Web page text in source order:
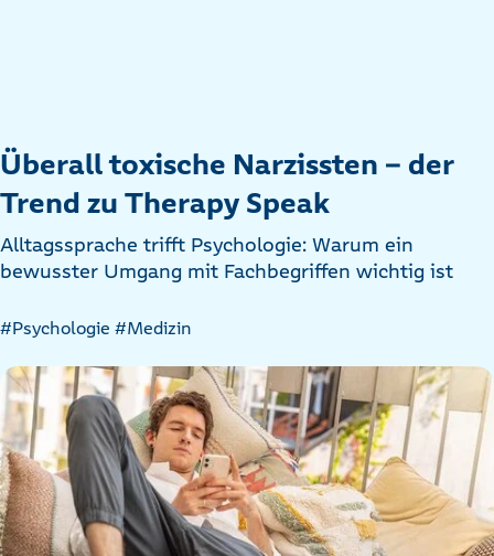
Überall toxische Narzissten – der
Trend zu Therapy Speak
Alltagssprache trifft Psychologie: Warum ein
bewusster Umgang mit Fachbegriffen wichtig ist
Artikel
Kategorien
filtern
#Psychologie #Medizin